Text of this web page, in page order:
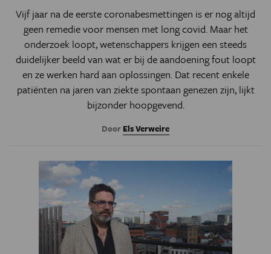
Vijf jaar na de eerste coronabesmettingen is er nog altijd
geen remedie voor mensen met long covid. Maar het
onderzoek loopt, wetenschappers krijgen een steeds
duidelijker beeld van wat er bij de aandoening fout loopt
en ze werken hard aan oplossingen. Dat recent enkele
patiënten na jaren van ziekte spontaan genezen zijn, lijkt
bijzonder hoopgevend.
Door Els Verweire